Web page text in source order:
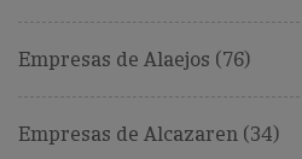
Empresas de Alaejos (76)
Empresas de Alcazaren (34)